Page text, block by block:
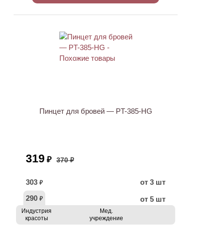
Пинцет для бровей — PT-385-HG
319 ₽ 370 ₽
303 ₽
от 3 шт
290 ₽ от 5 шт
Индустрия
красоты
Мед.
учреждение